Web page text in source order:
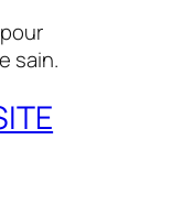
sain.